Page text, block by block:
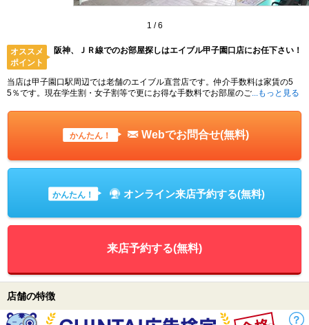
1 /6
オススメ
ポイント
阪神、ＪＲ線でのお部屋探しはエイブル甲子園口店にお任下さい！
当店は甲子園口駅周辺では老舗のエイブル直営店です。仲介手数料は家賃の5
5％です。現在学生割・女子割等で更にお得な手数料でお部屋のご ...もっと見る
かんたん！ Webでお問合せ(無料)
かんたん！ オンライン来店予約する(無料)
来店予約する(無料)
店舗の特徴